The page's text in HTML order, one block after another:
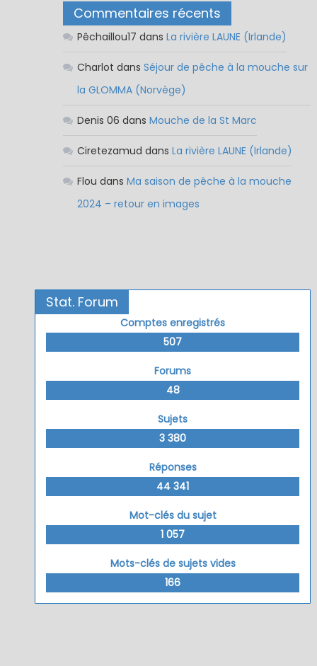
Commentaires récents
Pêchaillou17 dans La rivière LAUNE (Irlande)
Charlot dans Séjour de pêche à la mouche sur
la GLOMMA (Norvège)
Denis 06 dans Mouche de la St Marc
Ciretezamud dans La rivière LAUNE (Irlande)
Flou dans Ma saison de pêche à la mouche
2024 – retour en images
Stat. Forum
Comptes enregistrés
507
Forums
48
Sujets
3 380
Réponses
44 341
Mot-clés du sujet
1 057
Mots-clés de sujets vides
166